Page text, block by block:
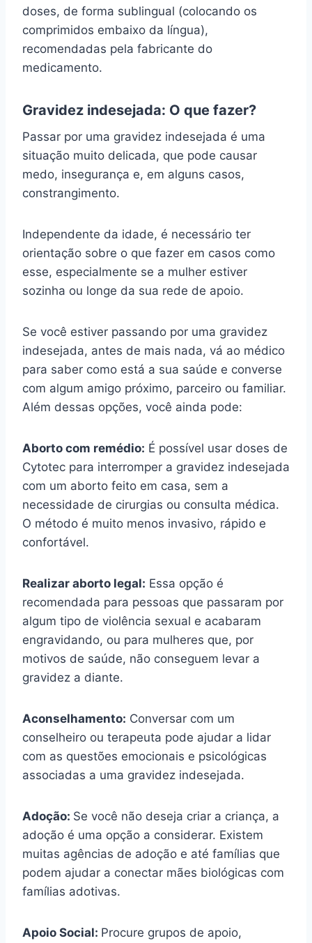
doses, de forma sublingual (colocando os
comprimidos embaixo da língua),
recomendadas pela fabricante do
medicamento.
Gravidez indesejada: O que fazer?
Passar por uma gravidez indesejada é uma
situação muito delicada, que pode causar
medo, insegurança e, em alguns casos,
constrangimento.
Independente da idade, é necessário ter
orientação sobre o que fazer em casos como
esse, especialmente se a mulher estiver
sozinha ou longe da sua rede de apoio.
Se você estiver passando por uma gravidez
indesejada, antes de mais nada, vá ao médico
para saber como está a sua saúde e converse
com algum amigo próximo, parceiro ou familiar.
Além dessas opções, você ainda pode:
Aborto com remédio: É possível usar doses de
Cytotec para interromper a gravidez indesejada
com um aborto feito em casa, sem a
necessidade de cirurgias ou consulta médica.
O método é muito menos invasivo, rápido e
confortável.
Realizar aborto legal: Essa opção é
recomendada para pessoas que passaram por
algum tipo de violência sexual e acabaram
engravidando, ou para mulheres que, por
motivos de saúde, não conseguem levar a
gravidez a diante.
Aconselhamento: Conversar com um
conselheiro ou terapeuta pode ajudar a lidar
com as questões emocionais e psicológicas
associadas a uma gravidez indesejada.
Adoção: Se você não deseja criar a criança, a
adoção é uma opção a considerar. Existem
muitas agências de adoção e até famílias que
podem ajudar a conectar mães biológicas com
famílias adotivas.
Apoio Social: Procure grupos de apoio,